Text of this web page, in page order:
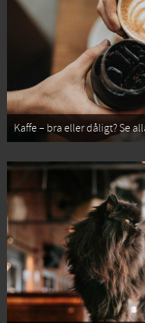
Kaffe – bra eller dåligt? Se